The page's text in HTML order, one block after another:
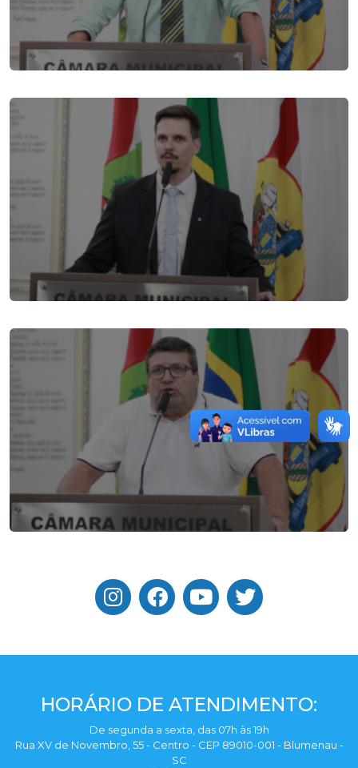
HORÁRIO DE ATENDIMENTO:
De segunda a sexta, das 07h às 19h
Rua XV de Novembro, 55 - Centro - CEP 89010-001 - Blumenau -
SC